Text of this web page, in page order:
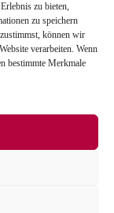
zu bieten,
zu speichern
können wir
verarbeiten. Wenn
bestimmte Merkmale
verwalten